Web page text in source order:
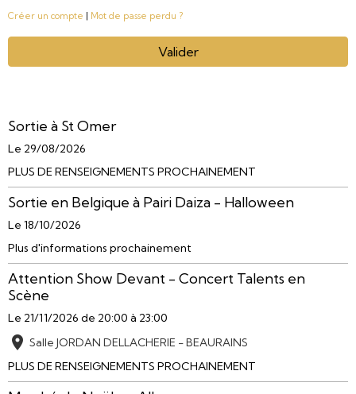
Créer un compte | Mot de passe perdu ?
Valider
Sortie à St Omer
Le 29/08/2026
PLUS DE RENSEIGNEMENTS PROCHAINEMENT
Sortie en Belgique à Pairi Daiza - Halloween
Le 18/10/2026
Plus d'informations prochainement
Attention Show Devant - Concert Talents en
Scène
Le 21/11/2026 de 20:00 à 23:00
Salle JORDAN DELLACHERIE - BEAURAINS
PLUS DE RENSEIGNEMENTS PROCHAINEMENT